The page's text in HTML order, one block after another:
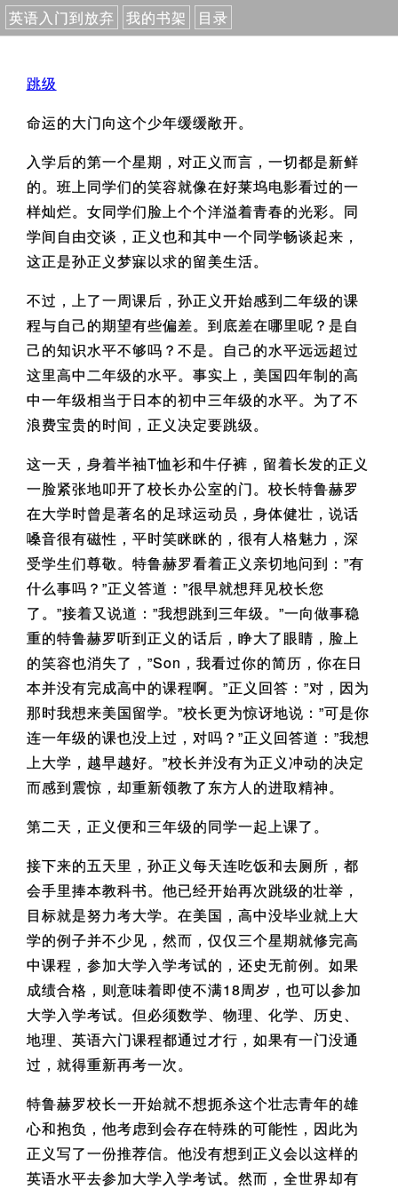
英语入门到放弃 我的书架 目录
跳级
命运的大门向这个少年缓缓敞开。
入学后的第一个星期，对正义而言，一切都是新鲜
的。班上同学们的笑容就像在好莱坞电影看过的一
样灿烂。女同学们脸上个个洋溢着青春的光彩。同
学间自由交谈，正义也和其中一个同学畅谈起来，
这正是孙正义梦寐以求的留美生活。
不过，上了一周课后，孙正义开始感到二年级的课
程与自己的期望有些偏差。到底差在哪里呢？是自
己的知识水平不够吗？不是。自己的水平远远超过
这里高中二年级的水平。事实上，美国四年制的高
中一年级相当于日本的初中三年级的水平。为了不
浪费宝贵的时间，正义决定要跳级。
这一天，身着半袖T恤衫和牛仔裤，留着长发的正义
一脸紧张地叩开了校长办公室的门。校长特鲁赫罗
在大学时曾是著名的足球运动员，身体健壮，说话
嗓音很有磁性，平时笑眯眯的，很有人格魅力，深
受学生们尊敬。特鲁赫罗看着正义亲切地问到：”有
什么事吗？”正义答道：”很早就想拜见校长您
了。”接着又说道：”我想跳到三年级。”一向做事稳
重的特鲁赫罗听到正义的话后，睁大了眼睛，脸上
的笑容也消失了，”Son，我看过你的简历，你在日
本并没有完成高中的课程啊。”正义回答：”对，因为
那时我想来美国留学。”校长更为惊讶地说：”可是你
连一年级的课也没上过，对吗？”正义回答道：”我想
上大学，越早越好。”校长并没有为正义冲动的决定
而感到震惊，却重新领教了东方人的进取精神。
第二天，正义便和三年级的同学一起上课了。
接下来的五天里，孙正义每天连吃饭和去厕所，都
会手里捧本教科书。他已经开始再次跳级的壮举，
目标就是努力考大学。在美国，高中没毕业就上大
学的例子并不少见，然而，仅仅三个星期就修完高
中课程，参加大学入学考试的，还史无前例。如果
成绩合格，则意味着即使不满18周岁，也可以参加
大学入学考试。但必须数学、物理、化学、历史、
地理、英语六门课程都通过才行，如果有一门没通
过，就得重新再考一次。
特鲁赫罗校长一开始就不想扼杀这个壮志青年的雄
心和抱负，他考虑到会存在特殊的可能性，因此为
正义写了一份推荐信。他没有想到正义会以这样的
英语水平去参加大学入学考试。然而，全世界却有